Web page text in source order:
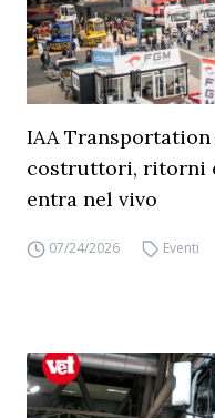
IAA
costruttori, ritorni
entra nel vivo
07/24/2026 Eventi